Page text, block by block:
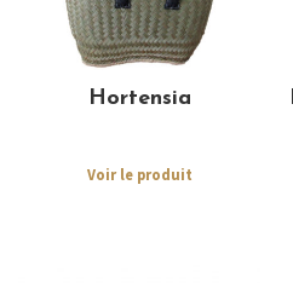
Hortensia
Voir le produit